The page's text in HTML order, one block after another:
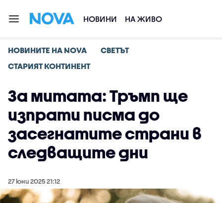
НОВИНИ НА ЖИВО
НОВИНИТЕ НА NOVA
СВЕТЪТ
СТАРИЯТ КОНТИНЕНТ
За митата: Тръмп ще
изпрати писма до
засегнатите страни в
следващите дни
27 юни 2025 21:12